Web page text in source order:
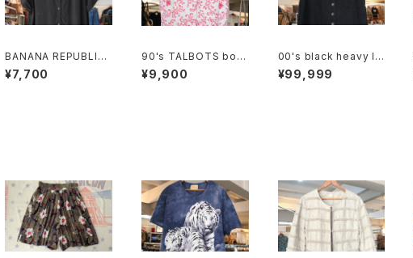
BANANA REPUBLIC
black rayon open c
ollar Shirt
¥7,700
90's TALBOTS bota
nical scroll printed I
rish linen sleeveles
¥9,900
00's black heavy lin
en sleeveless Top
¥99,999